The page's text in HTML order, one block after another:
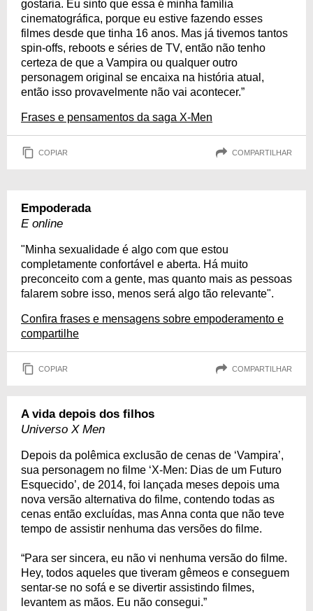
gostaria. Eu sinto que essa é minha família
cinematográfica, porque eu estive fazendo esses
filmes desde que tinha 16 anos. Mas já tivemos tantos
spin-offs, reboots e séries de TV, então não tenho
certeza de que a Vampira ou qualquer outro
personagem original se encaixa na história atual,
então isso provavelmente não vai acontecer.”
Frases e pensamentos da saga X-Men
COPIAR COMPARTILHAR
Empoderada
E online
"Minha sexualidade é algo com que estou
completamente confortável e aberta. Há muito
preconceito com a gente, mas quanto mais as pessoas
falarem sobre isso, menos será algo tão relevante".
Confira frases e mensagens sobre empoderamento e
compartilhe
COPIAR COMPARTILHAR
A vida depois dos filhos
Universo X Men
Depois da polêmica exclusão de cenas de ‘Vampira’,
sua personagem no filme ‘X-Men: Dias de um Futuro
Esquecido’, de 2014, foi lançada meses depois uma
nova versão alternativa do filme, contendo todas as
cenas então excluídas, mas Anna conta que não teve
tempo de assistir nenhuma das versões do filme.
“Para ser sincera, eu não vi nenhuma versão do filme.
Hey, todos aqueles que tiveram gêmeos e conseguem
sentar-se no sofá e se divertir assistindo filmes,
levantem as mãos. Eu não consegui.”